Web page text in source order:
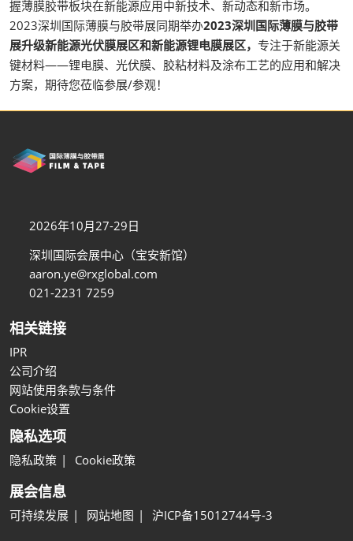
握薄膜胶带板块在新能源应用中新技术、新动态和新市场。
2023深圳国际薄膜与胶带展同期举办2023深圳国际薄膜与胶带
展升级新能源光伏膜展区和新能源锂电膜展区， 专注于新能源关
键材料——锂电膜、光伏膜、胶粘材料及涂布工艺的应用和解决
方案，期待您莅临参展/参观！
2026年10月27-29日
深圳国际会展中心（宝安新馆）
aaron.ye@rxglobal.com
021-2231 7259
相关链接
IPR
公司介绍
网站使用条款与条件
Cookie设置
隐私选项
隐私政策 Cookie政策
展会信息
可持续发展 网站地图 沪ICP备15012744号-3